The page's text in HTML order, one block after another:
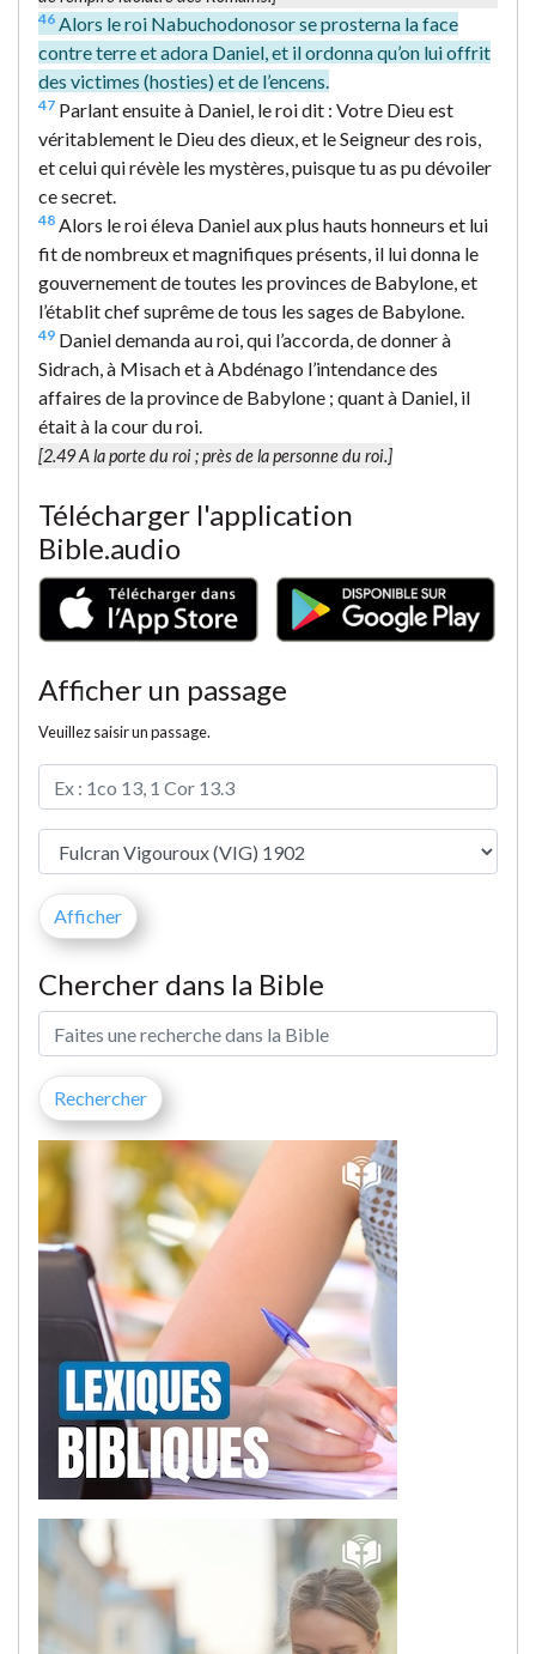
46 Alors le roi Nabuchodonosor se prosterna la face
contre terre et adora Daniel, et il ordonna qu’on lui offrit
des victimes (hosties) et de l’encens.
47 Parlant ensuite à Daniel, le roi dit : Votre Dieu est
véritablement le Dieu des dieux, et le Seigneur des rois,
et celui qui révèle les mystères, puisque tu as pu dévoiler
ce secret.
48 Alors le roi éleva Daniel aux plus hauts honneurs et lui
fit de nombreux et magnifiques présents, il lui donna le
gouvernement de toutes les provinces de Babylone, et
l’établit chef suprême de tous les sages de Babylone.
49 Daniel demanda au roi, qui l’accorda, de donner à
Sidrach, à Misach et à Abdénago l’intendance des
affaires de la province de Babylone ; quant à Daniel, il
était à la cour du roi.
[2.49A la porte du roi; près de la personne du roi.]
Télécharger l'application
Bible.audio
Afficher un passage
Veuillez saisir un passage.
Chercher dans la Bible